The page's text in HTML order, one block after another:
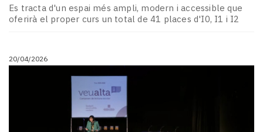
Es tracta d'un espai més ampli, modern i accessible que
oferirà el proper curs un total de 41 places d'I0, I1 i I2
20/04/2026